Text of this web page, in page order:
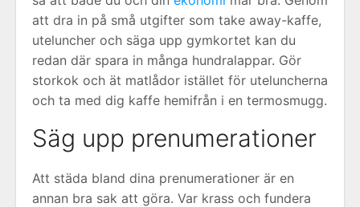
att dra in på små utgifter som take away-kaffe,
uteluncher och säga upp gymkortet kan du
redan där spara in många hundralappar. Gör
storkok och ät matlådor istället för uteluncherna
och ta med dig kaffe hemifrån i en termosmugg.
Säg upp prenumerationer
Att städa bland dina prenumerationer är en
annan bra sak att göra. Var krass och fundera